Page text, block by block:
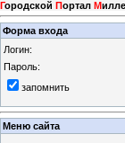
Городской Портал М
Форма входа
Логин:
Пароль:
запомнить
Меню сайта